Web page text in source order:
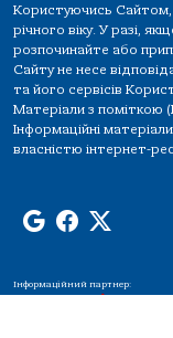
Користуючись Сайтом,
річного віку. У разі,
розпочинайте або
Сайту не несе
та його сервісів
Матеріали з поміткою
Інформаційні
власністю інтернет-
Інформаційний партнер: